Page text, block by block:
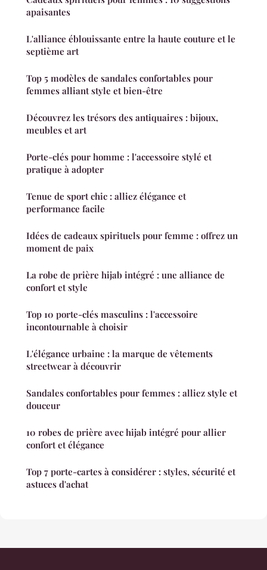
apaisantes
L'alliance éblouissante entre la haute couture et le
septième art
Top 5 modèles de sandales confortables pour
femmes alliant style et bien-être
Découvrez les trésors des antiquaires : bijoux,
meubles et art
Porte-clés pour homme : l'accessoire stylé et
pratique à adopter
Tenue de sport chic : alliez élégance et
performance facile
Idées de cadeaux spirituels pour femme : offrez un
moment de paix
La robe de prière hijab intégré : une alliance de
confort et style
Top 10 porte-clés masculins : l'accessoire
incontournable à choisir
L'élégance urbaine : la marque de vêtements
streetwear à découvrir
Sandales confortables pour femmes : alliez style et
douceur
10 robes de prière avec hijab intégré pour allier
confort et élégance
Top 7 porte-cartes à considérer : styles, sécurité et
astuces d'achat